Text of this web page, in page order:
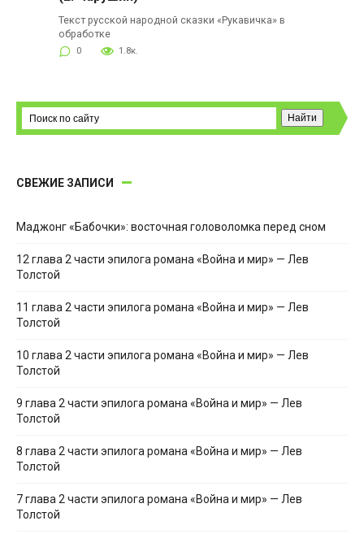
Текст русской народной сказки «Рукавичка» в
обработке
0 1.8к.
СВЕЖИЕ ЗАПИСИ
Маджонг «Бабочки»: восточная головоломка перед сном
12 глава 2 части эпилога романа «Война и мир» — Лев
Толстой
11 глава 2 части эпилога романа «Война и мир» — Лев
Толстой
10 глава 2 части эпилога романа «Война и мир» — Лев
Толстой
9 глава 2 части эпилога романа «Война и мир» — Лев
Толстой
8 глава 2 части эпилога романа «Война и мир» — Лев
Толстой
7 глава 2 части эпилога романа «Война и мир» — Лев
Толстой